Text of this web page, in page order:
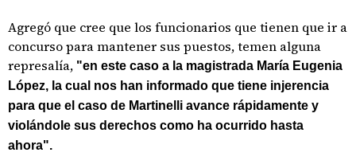
Agregó que cree que los funcionarios que tienen que ir a
concurso para mantener sus puestos, temen alguna
represalía, "en este caso a la magistrada María Eugenia
López, la cual nos han informado que tiene injerencia
para que el caso de Martinelli avance rápidamente y
violándole sus derechos como ha ocurrido hasta
ahora".